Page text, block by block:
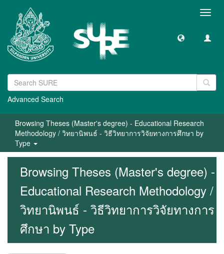
Advanced Search
Browsing Theses (Master's degree) - Educational Research
Methodology / วิทยานิพนธ์ - วิธีวิทยาการวิจัยทางการศึกษา by
Type
Browsing Theses (Master's degree) -
Educational Research Methodology /
วิทยานิพนธ์ - วิธีวิทยาการวิจัยทางการ
ศึกษา by Type